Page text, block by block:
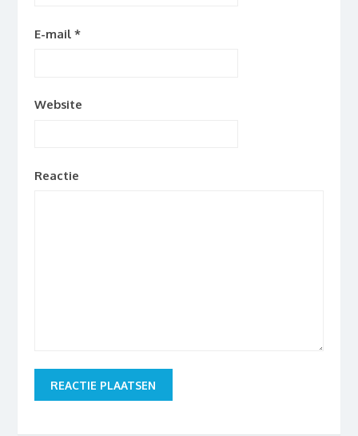
E-mail *
Website
Reactie